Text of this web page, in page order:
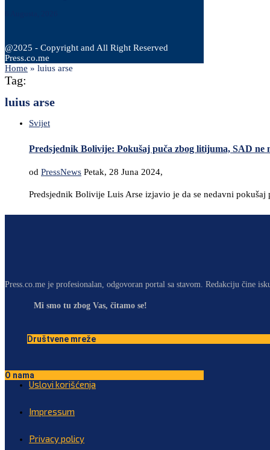
@2025 - Copyright and All Right Reserved
Press.co.me
Home » luius arse
Tag:
luius arse
Svijet
Predsjednik Bolivije: Pokušaj puča zbog litijuma, SAD ne
od PressNews Petak, 28 Juna 2024,
Predsjednik Bolivije Luis Arse izjavio je da se nedavni
Press.co.me je profesionalan, odgovoran portal sa stavom. Redakciju čine
Mi smo tu zbog Vas, čitamo se!
Društvene mreže
O nama
Uslovi korišćenja
Impressum
Privacy policy